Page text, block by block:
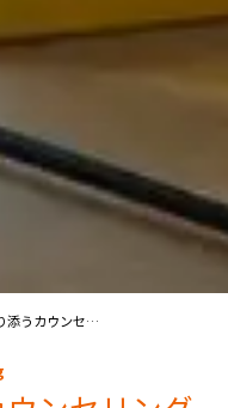
カウンセリング